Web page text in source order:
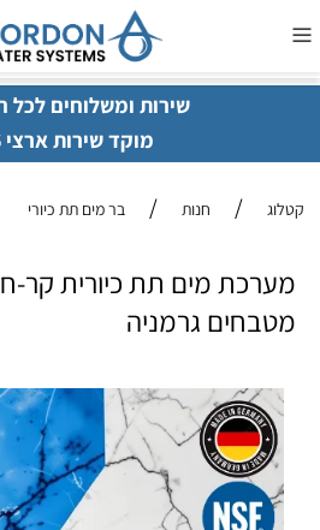
שירות ומשלוחים לכל
מוקד שירות ארצי 8966*
קטלוג / חנות / בר מים תת כיורי
מטבחים גרמניה